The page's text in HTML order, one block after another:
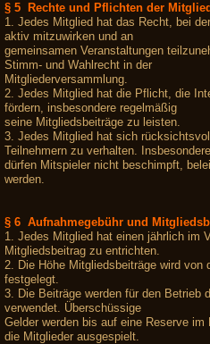
§ 5 Rechte und Pflichten der
1. Jedes Mitglied hat das Recht, bei
aktiv mitzuwirken und an
gemeinsamen Veranstaltungen
Stimm- und Wahlrecht in der
Mitgliederversammlung.
2. Jedes Mitglied hat die Pflicht, die
fördern, insbesondere regelmäßig
seine Mitgliedsbeiträge zu leisten.
3. Jedes Mitglied hat sich
Teilnehmern zu verhalten. Insbesondere
dürfen Mitspieler nicht beschimpft,
werden.
§ 6 Aufnahmegebühr und
1. Jedes Mitglied hat einen jährlich im
Mitgliedsbeitrag zu entrichten.
2. Die Höhe Mitgliedsbeiträge wird von
festgelegt.
3. Die Beiträge werden für den Betrieb
verwendet. Überschüssige
Gelder werden bis auf eine Reserve
die Mitglieder ausgespielt.